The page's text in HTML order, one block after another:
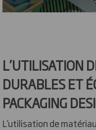
L’UTILISATION
DURABLES ET
PACKAGING
L’utilisation de